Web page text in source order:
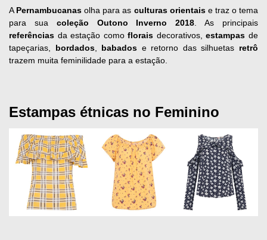
A Pernambucanasolha para as culturas orientaise traz o tema
para sua coleção Outono Inverno 2018 . As principais
referências da estação comoflorais decorativos,estampasde
tapeçarias, bordados, babados e retorno das silhuetas retrô
trazem muita feminilidade para a estação.
Estampas étnicas no Feminino